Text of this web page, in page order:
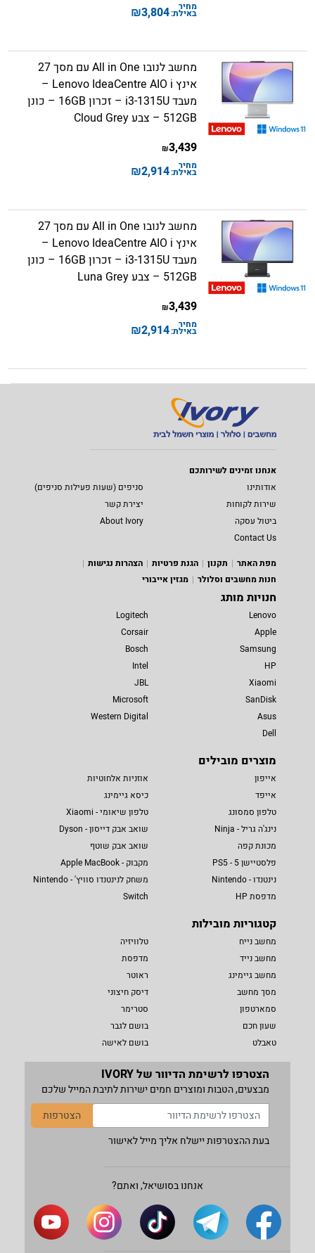
מחיר
באילת:3,804
₪
מחשב לנובו All in One עם מסך 27
אינץ Lenovo IdeaCentre AIO i –
מעבד i3-1315U – זכרון 16GB – כונן
512GB – צבע Cloud Grey
3,439
₪
מחיר
באילת:2,914
₪
מחשב לנובו All in One עם מסך 27
אינץ Lenovo IdeaCentre AIO i –
מעבד i3-1315U – זכרון 16GB – כונן
512GB – צבע Luna Grey
3,439
₪
מחיר
באילת:2,914
₪
אנחנו זמינים לשירותכם
אודותינו
סניפים (שעות פעילות סניפים)
שירות לקוחות
יצירת קשר
ביטול עסקה
About Ivory
Contact Us
מפת האתר
תקנון הגנת פרטיות
הצהרות נגישות
חנות מחשבים וסלולר
מגזין אייבורי
חנויות מותג
Lenovo
Apple
Samsung
HP
Xiaomi
SanDisk
Asus
Dell
Logitech
Corsair
Bosch
Intel
JBL
Microsoft
Western Digital
מוצרים מובילים
אייפון
אייפד
טלפון סמסונג
נינג'ה גריל - Ninja
מכונת קפה
פלסטיישן 5 - PS5
נינטנדו - Nintendo
מדפסת HP
אוזניות אלחוטיות
כיסא גיימינג
טלפון שיאומי - Xiaomi
שואב אבק דייסון - Dyson
שואב אבק שוטף
מקבוק - Apple MacBook
משחק לנינטנדו סוויץ' - Nintendo
Switch
קטגוריות מובילות
מחשב נייח
מחשב נייד
מחשב גיימינג
מסך מחשב
סמארטפון
שעון חכם
טאבלט
טלוויזיה
מדפסת
ראוטר
דיסק חיצוני
סטרימר
בושם לגבר
בושם לאישה
הצטרפו לרשימת הדיוור של IVORY
מבצעים, הטבות ומוצרים חמים ישירות לתיבת המייל שלכם
הצטרפות
בעת ההצטרפות יישלח אליך מייל לאישור
אנחנו בסושיאל, ואתם?